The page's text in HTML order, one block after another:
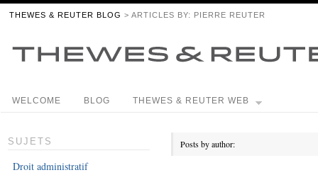
THEWES & REUTER BLOG > ARTICLES BY: PIERRE REUTER
WELCOME BLOG THEWES & REUTER WEB
Posts by author:
SUJETS
Droit administratif